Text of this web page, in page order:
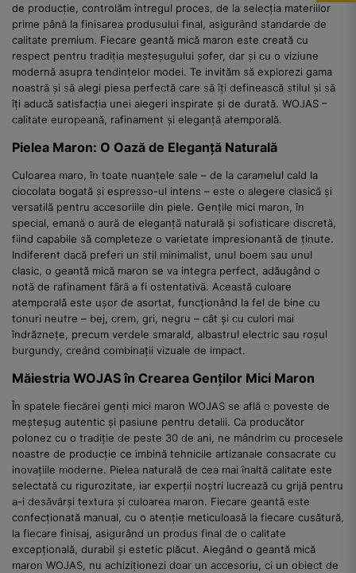
de producție, controlăm întregul proces, de la selecția materiilor
prime până la finisarea produsului final, asigurând standarde de
calitate premium. Fiecare geantă mică maron este creată cu
respect pentru tradiția meșteșugului șofer, dar și cu o viziune
modernă asupra tendințelor modei. Te invităm să explorezi gama
noastră și să alegi piesa perfectă care să îți definească stilul și să
îți aducă satisfacția unei alegeri inspirate și de durată. WOJAS –
calitate europeană, rafinament și eleganță atemporală.
Pielea Maron: O Oază de Eleganță Naturală
Culoarea maro, în toate nuanțele sale – de la caramelul cald la
ciocolata bogată și espresso-ul intens – este o alegere clasică și
versatilă pentru accesoriile din piele. Gențile mici maron, în
special, emană o aură de eleganță naturală și sofisticare discretă,
fiind capabile să completeze o varietate impresionantă de ținute.
Indiferent dacă preferi un stil minimalist, unul boem sau unul
clasic, o geantă mică maron se va integra perfect, adăugând o
notă de rafinament fără a fi ostentativă. Această culoare
atemporală este ușor de asortat, funcționând la fel de bine cu
tonuri neutre – bej, crem, gri, negru – cât și cu culori mai
îndrăznețe, precum verdele smarald, albastrul electric sau roșul
burgundy, creând combinații vizuale de impact.
Măiestria WOJAS în Crearea Genților Mici Maron
În spatele fiecărei genți mici maron WOJAS se află o poveste de
meșteșug autentic și pasiune pentru detalii. Ca producător
polonez cu o tradiție de peste 30 de ani, ne mândrim cu procesele
noastre de producție ce îmbină tehnicile artizanale consacrate cu
inovațiile moderne. Pielea naturală de cea mai înaltă calitate este
selectată cu rigurozitate, iar experții noștri lucrează cu grijă pentru
a-i desăvârși textura și culoarea maron. Fiecare geantă este
confecționată manual, cu o atenție meticuloasă la fiecare cusătură,
la fiecare finisaj, asigurând un produs final de o calitate
excepțională, durabil și estetic plăcut. Alegând o geantă mică
maron WOJAS, nu achiziționezi doar un accesoriu, ci un obiect de